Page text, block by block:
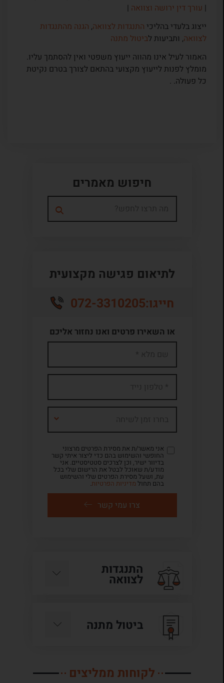
| עורך דין ירושה וצוואה|
ייצוג בלעדי בהליכי התנגדות לצוואה, הגנה מהתנגדות
לצוואה, ותביעות לביטול מתנה
האמור לעיל אינו מהווה ייעוץ משפטי ואין להסתמך עליו.
מומלץ לפנות לייעוץ מקצועי בהתאם לצורך בטרם נקיטת
כל פעולה. .
חיפוש מאמרים
לתיאום פגישה מקצועית
חייגו:072-3310205
או השאירו פרטים ואנו נחזור אליכם
אני מאשר/ת את מסירת הפרטים מרצוני
החופשי והשימוש בהם כדי ליצור איתי קשר
בדיוור ישיר, וכן לצרכים סטטיסטיים. אני
מודע/ת שאוכל לבטל את הרישום שלי בכל
עת, ושעל מסירת הפרטים שלי והשימוש
בהם תחול מדיניות הפרטיות.
צרו עמי קשר
התנגדות
לצוואה
ביטול מתנה
לקוחות ממליצים